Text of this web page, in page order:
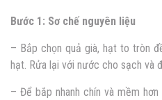
Bước 1: Sơ chế nguyên liệu
– Bắp chọn quả già, hạt to tròn
hạt. Rửa lại với nước cho sạch và
– Để bắp nhanh chín và mềm